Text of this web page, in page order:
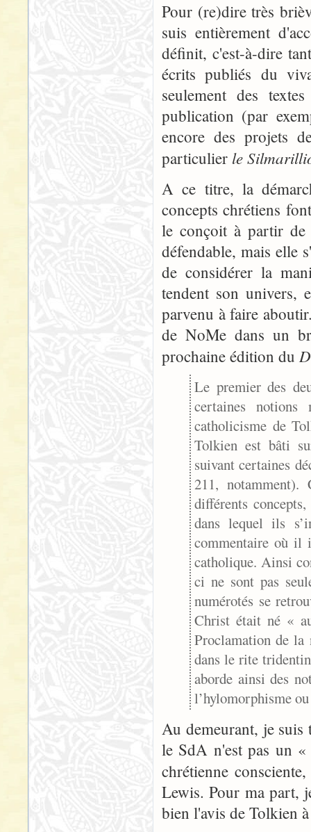
Pour (re)dire très
suis entièrement
définit, c'est-à-dire
écrits publiés du
seulement des
publication (par
encore des projets
particulier le
A ce titre, la
concepts chrétiens
le conçoit à partir de
défendable, mais elle
de considérer la
tendent son univers,
parvenu à faire
de NoMe dans un
prochaine édition du
Le premier des
certaines
catholicisme de
Tolkien est bâti
suivant certaines
211, notamment).
différents
dans lequel ils
commentaire où il
catholique. Ainsi
ci ne sont pas
numérotés se
Christ était né «
Proclamation de
dans le rite
aborde ainsi des
l’hylomorphisme
Au demeurant, je
le SdA n'est pas un
chrétienne
Lewis. Pour ma part,
bien l'avis de Tolkien